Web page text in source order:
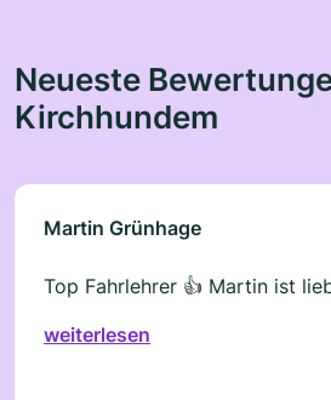
Neueste
Kirchhundem
Martin Grünhage
Top Fahrlehrer 👍 Martin
weiterlesen